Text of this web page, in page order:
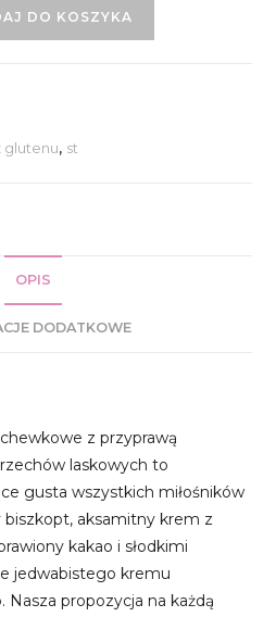
DO KOSZYKA
glutenu, st
OPIS
DODATKOWE
z przyprawą
laskowych to
gusta wszystkich miłośników
biszkopt, aksamitny krem z
kakao i słodkimi
jedwabistego kremu
propozycja na każdą